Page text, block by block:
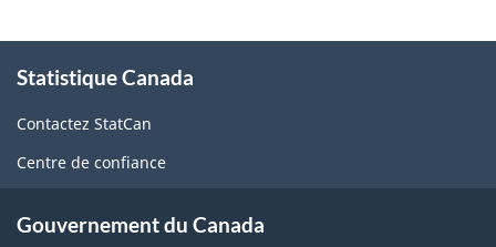
propos
de
ce
Statistique Canada
Contactez StatCan
Centre de confiance
Gouvernement du Canada